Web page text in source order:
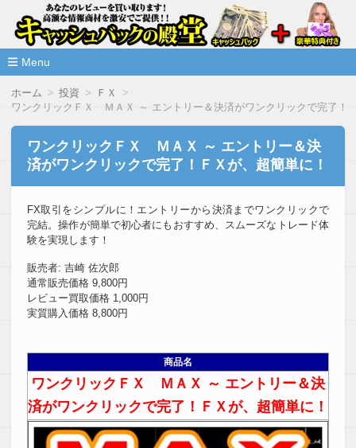
情報商材激安サイト・キャッシ
ュバックの殿堂
高額な情報商材をレビューを買い取ることで激安で購入できま
Menu
ホーム 投資
ＦＸ
ワンクリックＦＸ ＭＡＸ ～ エントリー＆決済がワンクリックで完了！
ワンクリックＦＸ ＭＡＸ ～ エントリー＆決
済がワンクリックで完了！ＦＸが、超簡単に！
FX取引をシンプルに！エントリーから決済までワンクリックで
完結。操作が簡単で初心者にもおすすめ、スムーズなトレード体
験を実現します！
販売者: 吉崎 佐次郎
通常販売価格 9,800円
レビュー買取価格 1,000円
実質購入価格 8,800円
商品名
ワンクリックＦＸ ＭＡＸ ～ エントリー＆決
済がワンクリックで完了！ＦＸが、超簡単に！